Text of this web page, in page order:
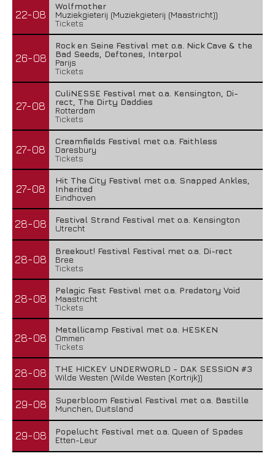
22-08
Wolfmother
Muziekgieterij (Muziekgieterij (Maastricht))
Tickets
26-08
Rock en Seine Festival met o.a. Nick Cave & the
Bad Seeds, Deftones, Interpol
Parijs
Tickets
27-08
CuliNESSE Festival met o.a. Kensington, Di-
rect, The Dirty Daddies
Rotterdam
Tickets
27-08
Creamfields Festival met o.a. Faithless
Daresbury
Tickets
27-08
Hit The City Festival met o.a. Snapped Ankles,
Inherited
Eindhoven
28-08
Festival Strand Festival met o.a. Kensington
Utrecht
28-08
Breekout! Festival Festival met o.a. Di-rect
Bree
Tickets
28-08
Pelagic Fest Festival met o.a. Predatory Void
Maastricht
Tickets
28-08
Metallicamp Festival met o.a. HESKEN
Ommen
Tickets
28-08
THE HICKEY UNDERWORLD - DAK SESSION #3
Wilde Westen (Wilde Westen (Kortrijk))
29-08
Superbloom Festival Festival met o.a. Bastille
Munchen, Duitsland
29-08
Popelucht Festival met o.a. Queen of Spades
Etten-Leur